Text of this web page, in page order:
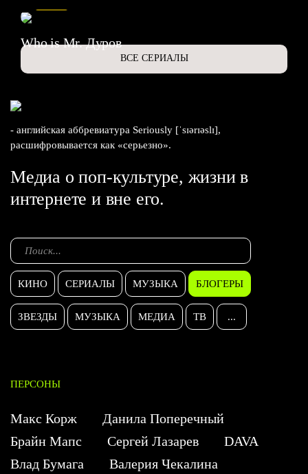
Who is Mr. Дуров
ВСЕ СЕРИАЛЫ
- английская аббревиатура Seriously [ˈsɪərɪəslɪ],
расшифровывается как «серьезно».
Медиа о поп-культуре, жизни в
интернете и вне его.
КИНО СЕРИАЛЫ МУЗЫКА БЛОГЕРЫ
ЗВЕЗДЫ МУЗЫКА МЕДИА ТВ ...
ПЕРСОНЫ
Макс Корж
Данила Поперечный
Брайн Мапс
Сергей Лазарев
DAVA
Влад Бумага
Валерия Чекалина